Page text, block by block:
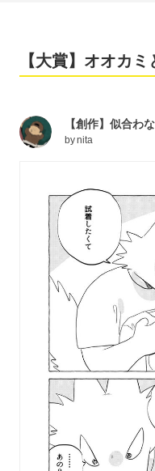
【大賞】オオカ
【創作】似合わ
bynita